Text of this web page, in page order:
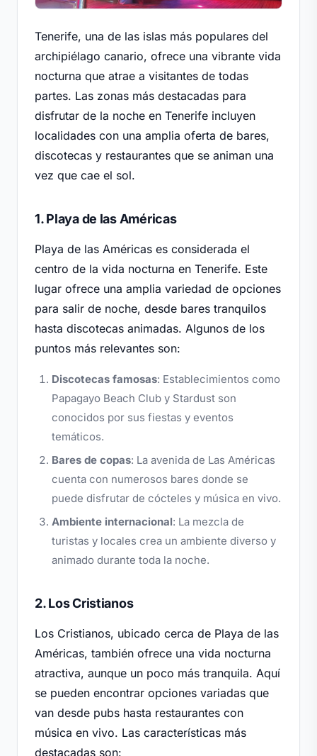
Tenerife, una de las islas más populares del
archipiélago canario, ofrece una vibrante vida
nocturna que atrae a visitantes de todas
partes. Las zonas más destacadas para
disfrutar de la noche en Tenerife incluyen
localidades con una amplia oferta de bares,
discotecas y restaurantes que se animan una
vez que cae el sol.
1. Playa de las Américas
Playa de las Américas es considerada el
centro de la vida nocturna en Tenerife. Este
lugar ofrece una amplia variedad de opciones
para salir de noche, desde bares tranquilos
hasta discotecas animadas. Algunos de los
puntos más relevantes son:
Discotecas famosas: Establecimientos como
Papagayo Beach Club y Stardust son
conocidos por sus fiestas y eventos
temáticos.
Bares de copas: La avenida de Las Américas
cuenta con numerosos bares donde se
puede disfrutar de cócteles y música en vivo.
Ambiente internacional: La mezcla de
turistas y locales crea un ambiente diverso y
animado durante toda la noche.
2. Los Cristianos
Los Cristianos, ubicado cerca de Playa de las
Américas, también ofrece una vida nocturna
atractiva, aunque un poco más tranquila. Aquí
se pueden encontrar opciones variadas que
van desde pubs hasta restaurantes con
música en vivo. Las características más
destacadas son: